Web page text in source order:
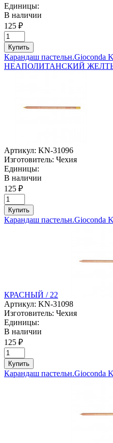
Единицы:
В наличии
125 ₽
Купить
Карандаш пастельн.Gioconda
НЕАПОЛИТАНСКИЙ
Артикул: KN-31096
Изготовитель: Чехия
Единицы:
В наличии
125 ₽
Купить
Карандаш
КРАСНЫЙ / 22
Артикул: KN-31098
Изготовитель: Чехия
Единицы:
В наличии
125 ₽
Купить
Карандаш